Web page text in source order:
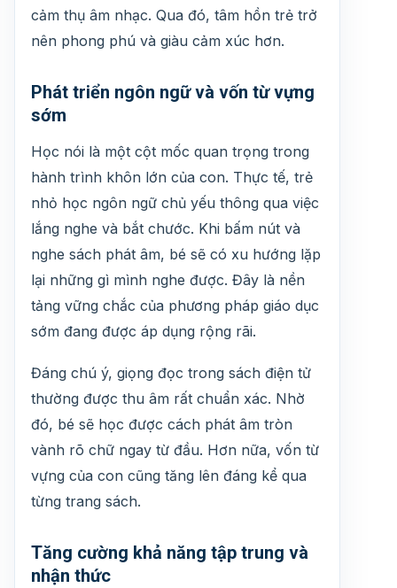
cảm thụ âm nhạc. Qua đó, tâm hồn trẻ trở
nên phong phú và giàu cảm xúc hơn.
Phát triển ngôn ngữ và vốn từ vựng
sớm
Học nói là một cột mốc quan trọng trong
hành trình khôn lớn của con. Thực tế, trẻ
nhỏ học ngôn ngữ chủ yếu thông qua việc
lắng nghe và bắt chước. Khi bấm nút và
nghe sách phát âm, bé sẽ có xu hướng lặp
lại những gì mình nghe được. Đây là nền
tảng vững chắc của phương pháp giáo dục
sớm đang được áp dụng rộng rãi.
Đáng chú ý, giọng đọc trong sách điện tử
thường được thu âm rất chuẩn xác. Nhờ
đó, bé sẽ học được cách phát âm tròn
vành rõ chữ ngay từ đầu. Hơn nữa, vốn từ
vựng của con cũng tăng lên đáng kể qua
từng trang sách.
Tăng cường khả năng tập trung và
nhận thức